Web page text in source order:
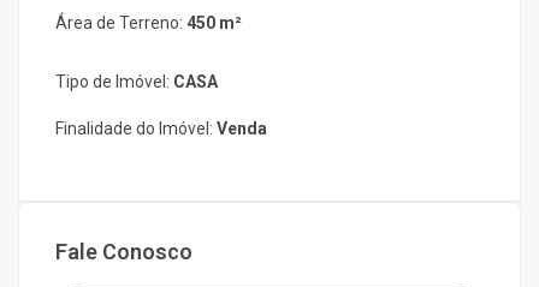
Área de Terreno: 450 m²
Tipo de Imóvel: CASA
Finalidade do Imóvel: Venda
Fale Conosco